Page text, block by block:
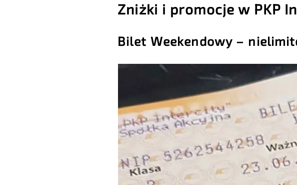
Zniżki i promocje w PKP
Bilet Weekendowy –